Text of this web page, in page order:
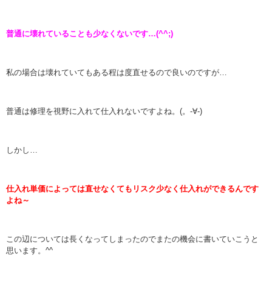
普通に壊れていることも少なくないです…(^^;)
私の場合は壊れていてもある程は度直せるので良いのですが…
普通は修理を視野に入れて仕入れないですよね。(。-∀-)
しかし…
仕入れ単価によっては直せなくてもリスク少なく仕入れができるんです
よね～
この辺については長くなってしまったのでまたの機会に書いていこうと
思います。^^